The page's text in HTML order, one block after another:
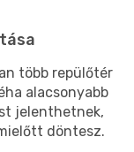
több repülőtér
alacsonyabb
jelenthetnek,
döntesz.